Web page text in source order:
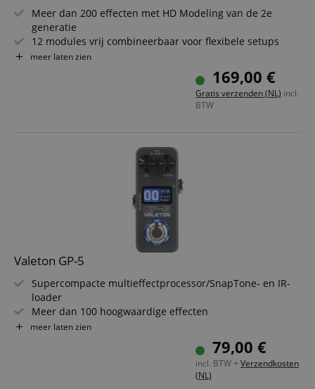
Meer dan 200 effecten met HD Modeling van de 2e
generatie
12 modules vrij combineerbaar voor flexibele setups
SnapTone, NAM en IR Loader voor moderne sounds
Looper tot 180 s en drum machine met 100 patterns
6-In/4-Out audio-interface met USB-C en Bluetooth
Accu voor meer dan 6 uur en 2,4" kleurendisplay
meer laten zien
169,00 €
Gratis verzenden (NL) incl.
BTW
Valeton GP-5
Supercompacte multieffectprocessor/SnapTone- en IR-
loader
Meer dan 100 hoogwaardige effecten
Ondersteunt het laden van IR's van derden, maximaal 20
SnapTone-technologie voor het converteren van NAM-
100 patch-slots (50 fabrieks-patches)
meer laten zien
79,00 €
incl. BTW + Verzendkosten
(NL)